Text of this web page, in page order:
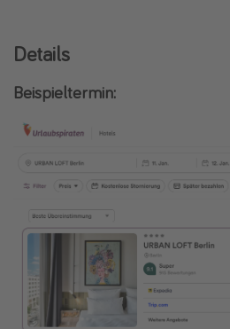
Last Minute Urlaub Mallorca
Details
Beispieltermin: